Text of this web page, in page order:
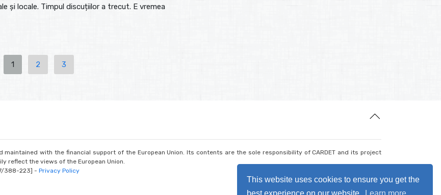
This website uses cookies to ensure you get the
și locale. Timpul discuțiilor a trecut. E vremea
1 2 3
maintained with the financial support of the European Union. Its contents are the sole responsibility of CARDET and its project
reflect the views of the European Union.
388-223] - Privacy Policy